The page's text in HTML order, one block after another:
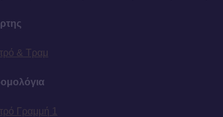
& Τραμ
Γραμμή 1